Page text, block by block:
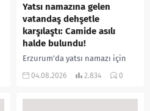
Yatsı namazına gelen
vatandaş dehşetle
karşılaştı: Camide asılı
halde bulundu!
Erzurum’da yatsı namazı için
camiye gelen bir vatandaş,
04.08.2026 2.834 0